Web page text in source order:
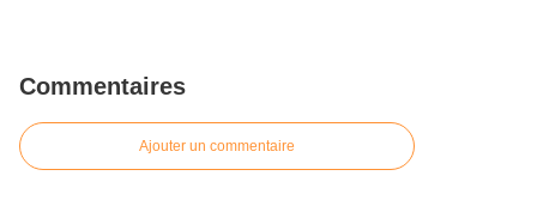
Commentaires
Ajouter un commentaire